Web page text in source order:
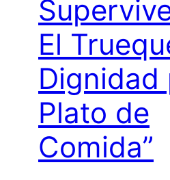
El
Dignidad
Plato de
Comida”